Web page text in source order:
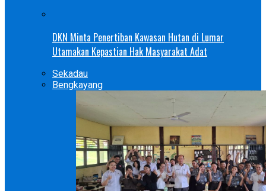
DKN Minta Penertiban Kawasan Hutan di Lumar
Utamakan Kepastian Hak Masyarakat Adat
Sekadau
Bengkayang